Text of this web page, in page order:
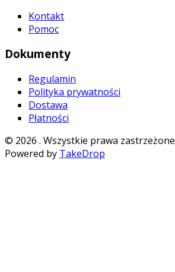
Kontakt
Pomoc
Dokumenty
Regulamin
Polityka prywatności
Dostawa
Płatności
© 2026 . Wszystkie prawa zastrzeżone
Powered by TakeDrop